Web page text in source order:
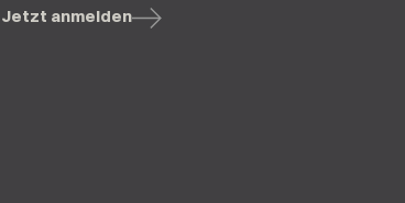
Jetzt anmelden